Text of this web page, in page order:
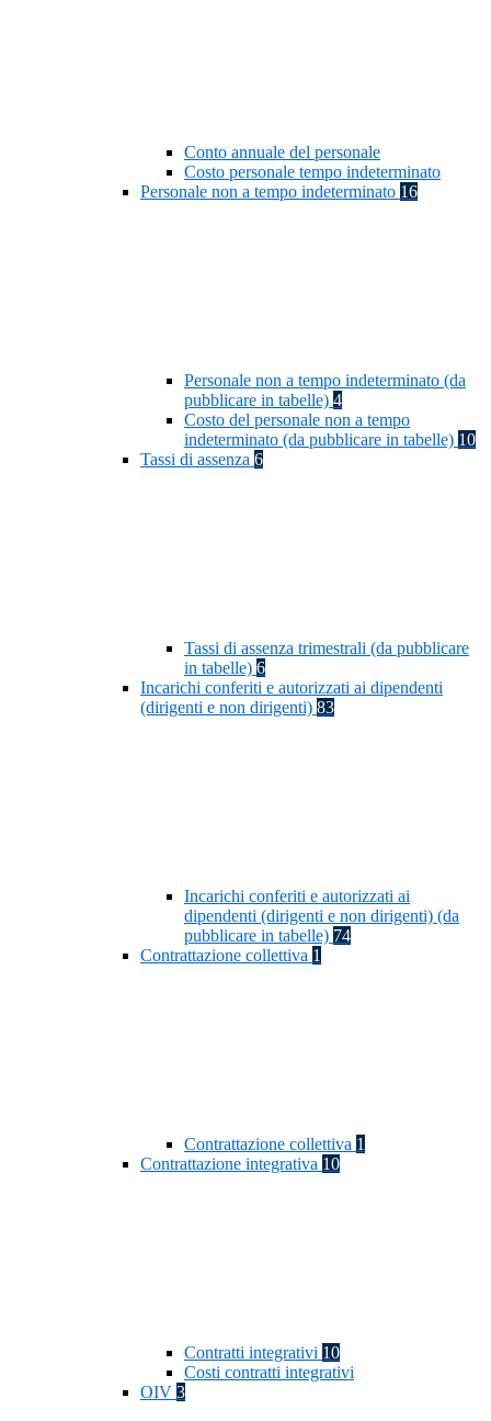
Conto annuale del personale
Costo personale tempo indeterminato
Personale non a tempo indeterminato 16
Personale non a tempo indeterminato (da
pubblicare in tabelle) 4
Costo del personale non a tempo
indeterminato (da pubblicare in tabelle) 10
Tassi di assenza 6
Tassi di assenza trimestrali (da pubblicare
in tabelle) 6
Incarichi conferiti e autorizzati ai dipendenti
(dirigenti e non dirigenti) 83
Incarichi conferiti e autorizzati ai
dipendenti (dirigenti e non dirigenti) (da
pubblicare in tabelle) 74
Contrattazione collettiva 1
Contrattazione collettiva 1
Contrattazione integrativa 10
Contratti integrativi 10
Costi contratti integrativi
OIV 3